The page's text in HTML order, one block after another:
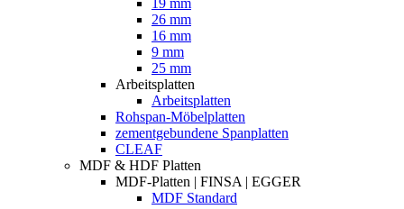
19 mm
26 mm
16 mm
9 mm
25 mm
Arbeitsplatten
Arbeitsplatten
Rohspan-Möbelplatten
zementgebundene Spanplatten
CLEAF
MDF & HDF Platten
MDF-Platten | FINSA | EGGER
MDF Standard